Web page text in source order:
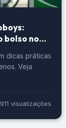
bolso no
dicas práticas
Veja
visualizações